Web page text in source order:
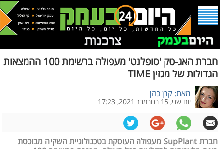
חברת האג-טק 'סופלנט' מעפולה ברשימת 100 ההמצאות
הגדולות של מגזין TIME
מאת: קרן כהן
יום שני, 15 בנובמבר 2021, 17:23
חברת SupPlant מעפולה העוסקת בטכנולוגיית השקיה מבוססת